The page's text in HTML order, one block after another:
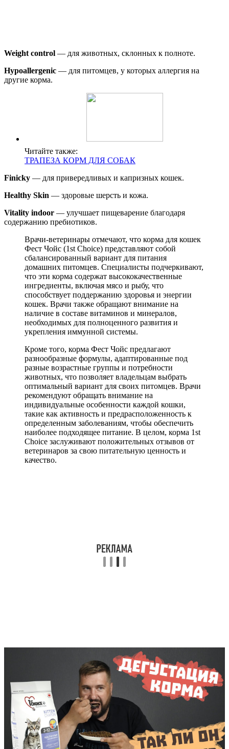
Weight control — для животных, склонных к полноте.
Hypoallergenic — для питомцев, у которых аллергия на
другие корма.
Читайте также:
ТРАПЕЗА КОРМ ДЛЯ СОБАК
Finicky — для привередливых и капризных кошек.
Healthy Skin — здоровые шерсть и кожа.
Vitality indoor — улучшает пищеварение благодаря
содержанию пребиотиков.
Врачи-ветеринары отмечают, что корма для кошек
Фест Чойс (1st Choice) представляют собой
сбалансированный вариант для питания
домашних питомцев. Специалисты подчеркивают,
что эти корма содержат высококачественные
ингредиенты, включая мясо и рыбу, что
способствует поддержанию здоровья и энергии
кошек. Врачи также обращают внимание на
наличие в составе витаминов и минералов,
необходимых для полноценного развития и
укрепления иммунной системы.
Кроме того, корма Фест Чойс предлагают
разнообразные формулы, адаптированные под
разные возрастные группы и потребности
животных, что позволяет владельцам выбрать
оптимальный вариант для своих питомцев. Врачи
рекомендуют обращать внимание на
индивидуальные особенности каждой кошки,
такие как активность и предрасположенность к
определенным заболеваниям, чтобы обеспечить
наиболее подходящее питание. В целом, корма 1st
Choice заслуживают положительных отзывов от
ветеринаров за свою питательную ценность и
качество.